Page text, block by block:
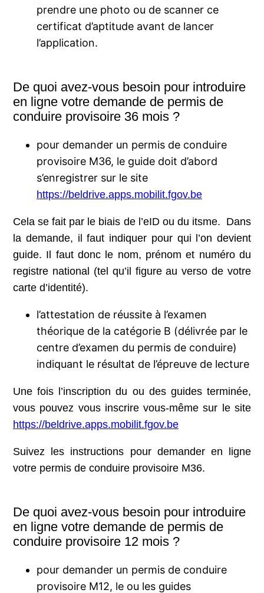
prendre une photo ou de scanner ce
certificat d’aptitude avant de lancer
l’application.
De quoi avez-vous besoin pour introduire
en ligne votre demande de permis de
conduire provisoire 36 mois ?
pour demander un permis de conduire
provisoire M36, le guide doit d’abord
s’enregistrer sur le site
https://beldrive.apps.mobilit.fgov.be
Cela se fait par le biais de l’eID ou du itsme. Dans
la demande, il faut indiquer pour qui l’on devient
guide. Il faut donc le nom, prénom et numéro du
registre national (tel qu’il figure au verso de votre
carte d’identité).
l’attestation de réussite à l’examen
théorique de la catégorie B (délivrée par le
centre d’examen du permis de conduire)
indiquant le résultat de l’épreuve de lecture
Une fois l’inscription du ou des guides terminée,
vous pouvez vous inscrire vous-même sur le site
https://beldrive.apps.mobilit.fgov.be
Suivez les instructions pour demander en ligne
votre permis de conduire provisoire M36.
De quoi avez-vous besoin pour introduire
en ligne votre demande de permis de
conduire provisoire 12 mois ?
pour demander un permis de conduire
provisoire M12, le ou les guides